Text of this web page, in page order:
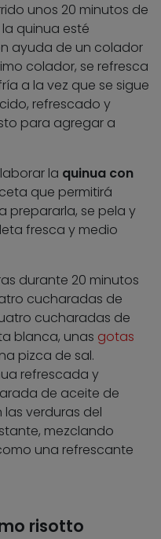
unos 20 minutos de
quinua esté
ayuda de un colador
colador, se refresca
a la vez que se sigue
refrescado y
para agregar a
la quinua con
que permitirá
prepararla, se pela y
fresca y medio
durante 20 minutos
cucharadas de
cucharadas de
blanca, unas gotas
pizca de sal.
refrescada y
de aceite de
las verduras del
mezclando
una refrescante
risotto